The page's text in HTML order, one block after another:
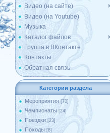
Видео (на сайте)
Видео (на Youtube)
Музыка
Каталог файлов
Группа в ВКонтакте
Контакты
Обратная связь
Категории раздела
Мероприятия [70]
Чемпионаты [24]
Поездки [23]
Походы [8]